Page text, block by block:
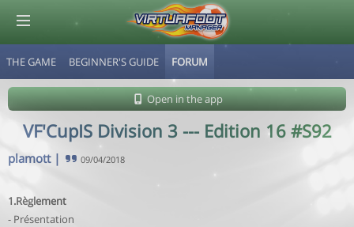
THE GAME BEGINNER'S GUIDE FORUM
Open in the app
VF'CupIS Division 3 --- Edition 16 #S92
plamott| 09/04/2018
1.Règlement
- Présentation
© Virtuafoot Manager by Aymeric Le Corre 202608062159